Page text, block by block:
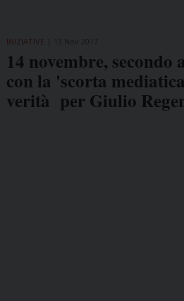
INIZIATIVE
14 novembre, secondo
con la 'scorta
verità per Giulio